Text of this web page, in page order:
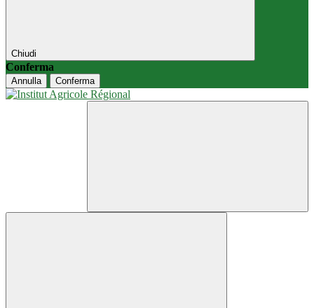
Chiudi
Conferma
Annulla Conferma